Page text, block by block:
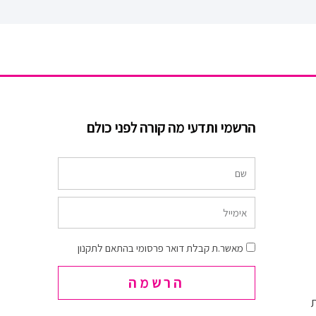
הרשמי ותדעי מה קורה לפני כולם
שם
אימייל
הסכמה
מאשר.ת קבלת דואר פרסומי בהתאם לתקנון
הרשמה